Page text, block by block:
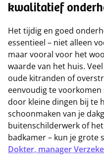
kwalitatief
Het tijdig en goed
essentieel – niet alleen
maar vooral voor het
waarde van het huis.
oude kitranden of
eenvoudig te
door kleine dingen bij te
schoonmaken van je
buitenschilderwerk of
badkamer – kun je grote
Dokter, manager